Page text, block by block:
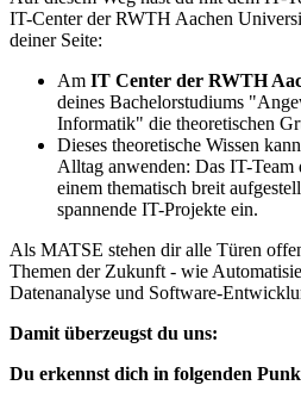
IT-Center der RWTH Aachen
deiner Seite:
Am IT Center der RWTH
deines Bachelorstudiums
Informatik" die theoretischen
Dieses theoretische Wissen
Alltag anwenden: Das IT-
einem thematisch breit
spannende IT-Projekte ein.
Als MATSE stehen dir alle Türen
Themen der Zukunft - wie
Datenanalyse und Software-
Damit überzeugst du uns:
Du erkennst dich in folgenden